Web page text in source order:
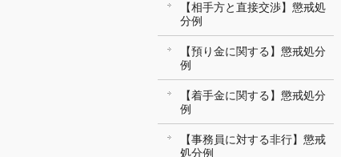
【相手方と直接交渉】懲戒処
分例
【預り金に関する】懲戒処分
例
【着手金に関する】懲戒処分
例
【事務員に対する非行】懲戒
処分例